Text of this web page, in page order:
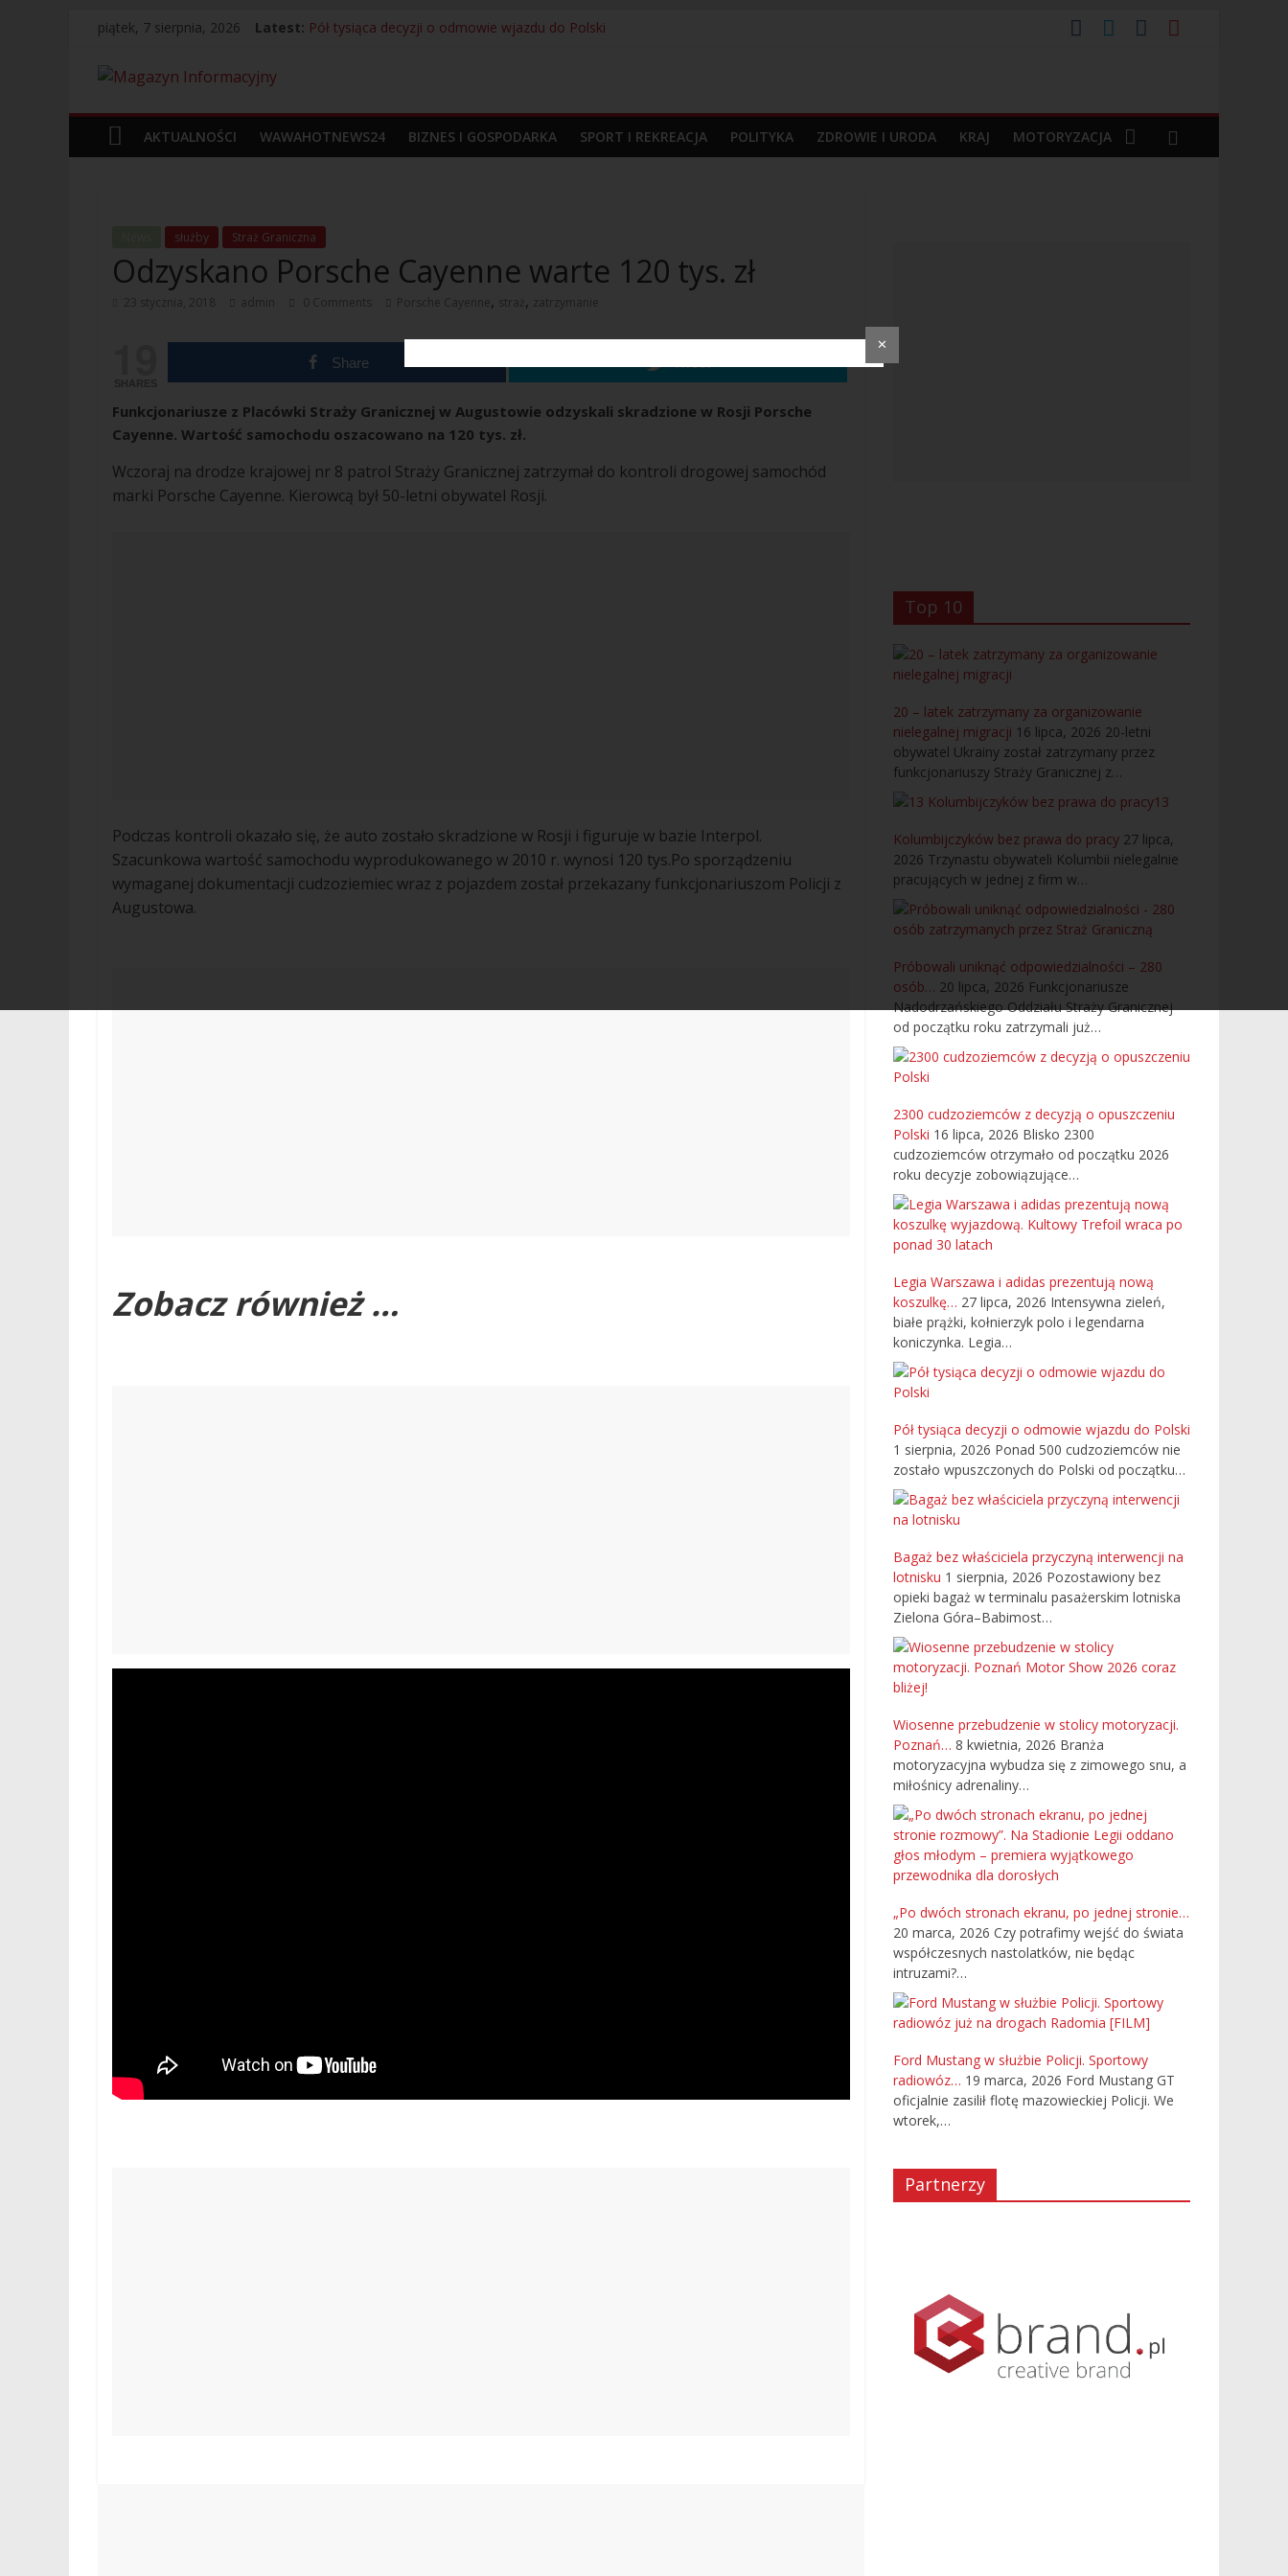
piątek, 7 sierpnia, 2026 Latest: Pół tysiąca decyzji o odmowie wjazdu do Polski
Próbowali uniknąć odpowiedzialności – 280 osób zatrzymanych przez Straż Graniczną
AKTUALNOŚCI
WAWAHOTNEWS24 BIZNES I GOSPODARKA SPORT I REKREACJA POLITYKA ZDROWIE I URODA KRAJ MOTORYZACJA
służby Straż Graniczna
Odzyskano Porsche Cayenne warte 120 tys. zł
23 stycznia, 2018 admin 0 Comments Porsche Cayenne , straż , zatrzymanie
SHARES
Share
Funkcjonariusze z Placówki Straży Granicznej w Augustowie odzyskali skradzione w Rosji Porsche
Cayenne. Wartość samochodu oszacowano na 120 tys. zł.
Wczoraj na drodze krajowej nr 8 patrol Straży Granicznej zatrzymał do kontroli drogowej samochód
marki Porsche Cayenne. Kierowcą był 50-letni obywatel Rosji.
Podczas kontroli okazało się, że auto zostało skradzione w Rosji i figuruje w bazie Interpol.
Szacunkowa wartość samochodu wyprodukowanego w 2010 r. wynosi 120 tys.Po sporządzeniu
wymaganej dokumentacji cudzoziemiec wraz z pojazdem został przekazany funkcjonariuszom Policji z
Augustowa.
Zobacz również …
Top 10
20 – latek zatrzymany za organizowanie
nielegalnej migracji 16 lipca, 2026 20-letni
obywatel Ukrainy został zatrzymany przez
funkcjonariuszy Straży Granicznej z…
13
Kolumbijczyków bez prawa do pracy 27 lipca,
2026 Trzynastu obywateli Kolumbii nielegalnie
pracujących w jednej z firm w…
Próbowali uniknąć odpowiedzialności – 280
osób… 20 lipca, 2026 Funkcjonariusze
Nadodrzańskiego Oddziału Straży Granicznej
od początku roku zatrzymali już…
2300 cudzoziemców z decyzją o opuszczeniu
Polski 16 lipca, 2026 Blisko 2300
cudzoziemców otrzymało od początku 2026
roku decyzje zobowiązujące…
Legia Warszawa i adidas prezentują nową
koszulkę… 27 lipca, 2026 Intensywna zieleń,
białe prążki, kołnierzyk polo i legendarna
koniczynka. Legia…
Pół tysiąca decyzji o odmowie wjazdu do Polski
1 sierpnia, 2026 Ponad 500 cudzoziemców nie
zostało wpuszczonych do Polski od początku…
Bagaż bez właściciela przyczyną interwencji na
lotnisku 1 sierpnia, 2026 Pozostawiony bez
opieki bagaż w terminalu pasażerskim lotniska
Zielona Góra–Babimost…
Wiosenne przebudzenie w stolicy motoryzacji.
Poznań… 8 kwietnia, 2026 Branża
motoryzacyjna wybudza się z zimowego snu, a
miłośnicy adrenaliny…
„Po dwóch stronach ekranu, po jednej stronie…
20 marca, 2026 Czy potrafimy wejść do świata
współczesnych nastolatków, nie będąc
intruzami?…
Ford Mustang w służbie Policji. Sportowy
radiowóz… 19 marca, 2026 Ford Mustang GT
oficjalnie zasilił flotę mazowieckiej Policji. We
wtorek,…
Partnerzy
✕